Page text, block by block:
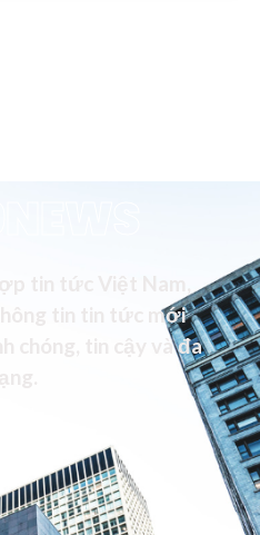
tin tức Việt Nam,
tin tin tức mới
chóng, tin cậy và đa